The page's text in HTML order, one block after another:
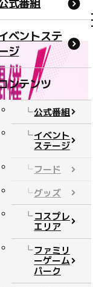
式番組
ベントステ
ジ
ンテンツ
公式番組
イベント
ステージ
フード
グッズ
コスプレ
エリア
ファミリ
ーゲーム
パーク
年、
す。
い、
、
たTGS。